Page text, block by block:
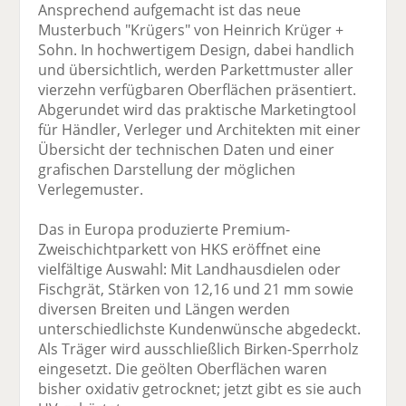
Ansprechend aufgemacht ist das neue
Musterbuch "Krügers" von Heinrich Krüger +
Sohn. In hochwertigem Design, dabei handlich
und übersichtlich, werden Parkettmuster aller
vierzehn verfügbaren Oberflächen präsentiert.
Abgerundet wird das praktische Marketingtool
für Händler, Verleger und Architekten mit einer
Übersicht der technischen Daten und einer
grafischen Darstellung der möglichen
Verlegemuster.
Das in Europa produzierte Premium-
Zweischichtparkett von HKS eröffnet eine
vielfältige Auswahl: Mit Landhausdielen oder
Fischgrät, Stärken von 12,16 und 21 mm sowie
diversen Breiten und Längen werden
unterschiedlichste Kundenwünsche abgedeckt.
Als Träger wird ausschließlich Birken-Sperrholz
eingesetzt. Die geölten Oberflächen waren
bisher oxidativ getrocknet; jetzt gibt es sie auch